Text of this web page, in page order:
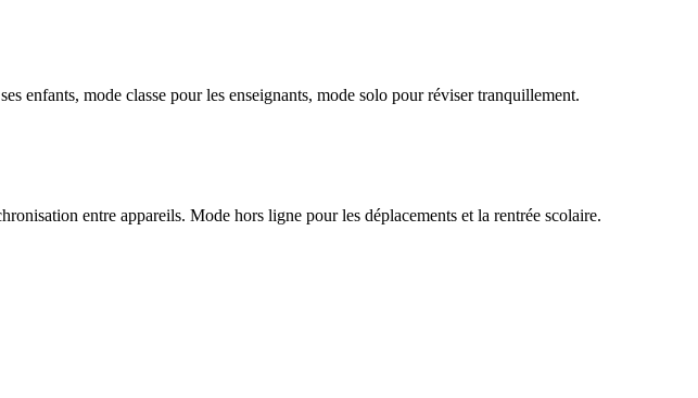
enfants, mode classe pour les enseignants, mode solo pour réviser tranquillement.
entre appareils. Mode hors ligne pour les déplacements et la rentrée scolaire.